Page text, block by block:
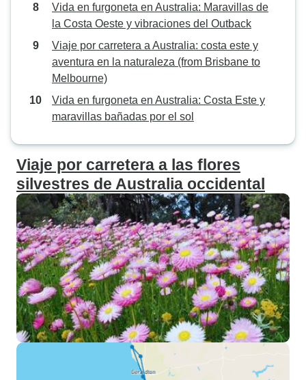
Vida en furgoneta en Australia: Maravillas de
la Costa Oeste y vibraciones del Outback
Viaje por carretera a Australia: costa este y
aventura en la naturaleza (from Brisbane to
Melbourne)
Vida en furgoneta en Australia: Costa Este y
maravillas bañadas por el sol
Viaje por carretera a las flores
silvestres de Australia occidental